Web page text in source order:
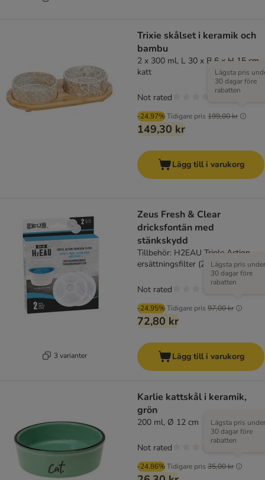
Trixie skålset i keramik och
bambu
2 x 300 ml, L 30 x B 6 x H 15 cm
katt
-24.97%Tidigare pris 199,00 kr
Lägsta pris
30 dagar före
rabatten
149,30 kr
Not rated
Lägg till i varukorg
3 varianter
Zeus Fresh & Clear
dricksfontän med
stänkskydd
Tillbehör: H2EAU Triple Action
ersättningsfilter (2 st)
-24.95%Tidigare pris 97,00 kr
Lägsta pris under
30 dagar före
rabatten
72,80 kr
Not rated
Lägg till i varukorg
Karlie kattskål i keramik,
grön
200 ml, Ø 12 cm
-24.86%Tidigare pris 35,00 kr
Lägsta pris under
30 dagar före
rabatten
Not rated